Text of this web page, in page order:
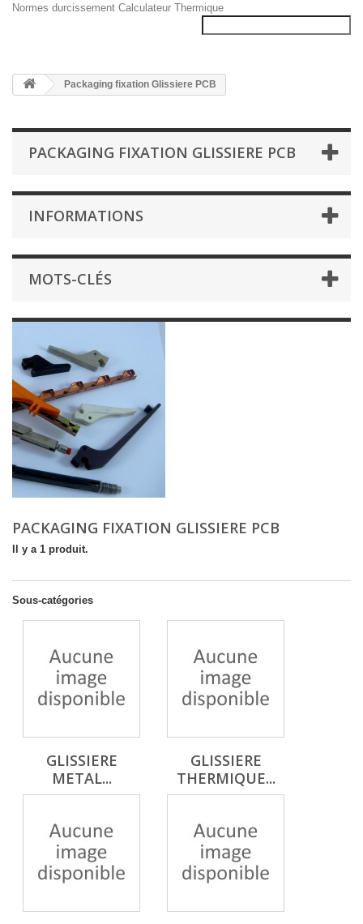
Normes durcissement Calculateur Thermique
Packaging fixation Glissiere PCB
PACKAGING FIXATION GLISSIERE PCB
INFORMATIONS
MOTS-CLÉS
PACKAGING FIXATION GLISSIERE PCB
Il y a 1 produit.
Sous-catégories
GLISSIERE
METAL...
GLISSIERE
THERMIQUE...